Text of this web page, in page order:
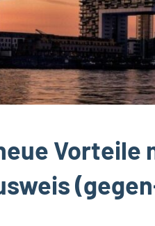
Vorteile